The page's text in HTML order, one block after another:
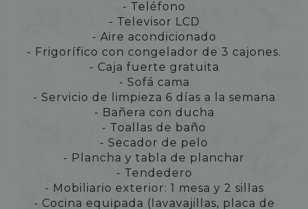
- Teléfono
- Televisor LCD
- Aire acondicionado
- Frigorífico con congelador de 3 cajones.
- Caja fuerte gratuita
- Sofá cama
- Servicio de limpieza 6 días a la semana
- Bañera con ducha
- Toallas de baño
- Secador de pelo
- Plancha y tabla de planchar
- Tendedero
- Mobiliario exterior: 1 mesa y 2 sillas
- Cocina equipada (lavavajillas, placa de